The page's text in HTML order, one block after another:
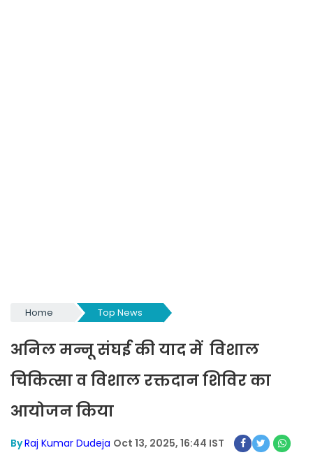
Home Top News
अनिल मन्नू संघई की याद में विशाल
चिकित्सा व विशाल रक्तदान शिविर का
आयोजन किया
ByRaj Kumar Dudeja Oct 13, 2025, 16:44 IST